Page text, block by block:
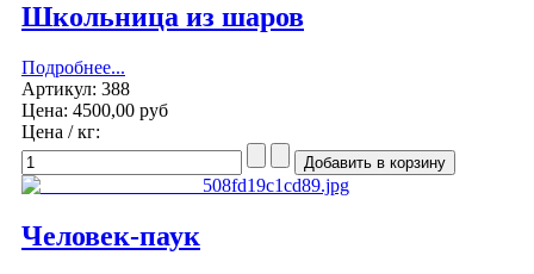
Школьница из шаров
Подробнее...
Артикул: 388
Цена: 4500,00 руб
Цена / кг:
Человек-паук